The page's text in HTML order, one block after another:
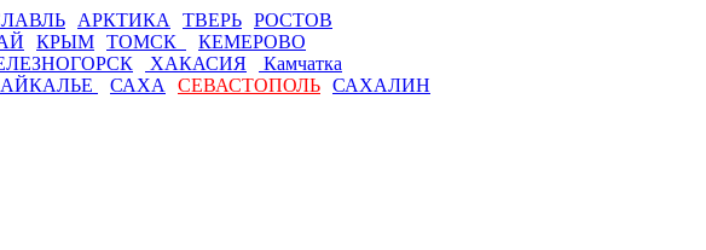
АРКТИКА ТВЕРЬ РОСТОВ
КРЫМ ТОМСК
КЕМЕРОВО
ХАКАСИЯ
Камчатка
САХА СЕВАСТОПОЛЬ САХАЛИН